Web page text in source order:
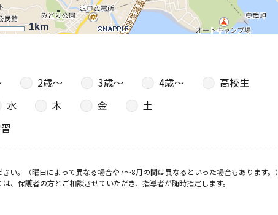
1km
2歳〜 3歳〜 4歳〜
高校生
水 木 金
土
。（曜日によって異なる場合や7～8月の間は異なるといった場合もあります。）
保護者の方とご相談させていただき、指導者が随時指定します。